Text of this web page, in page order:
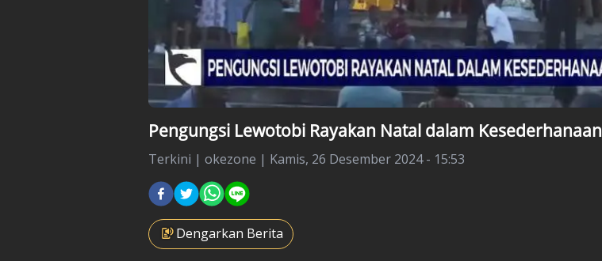
Pengungsi Lewotobi Rayakan Natal dalam Kesederhanaan
Terkini | okezone | Kamis, 26 Desember 2024 - 15:53
Dengarkan Berita